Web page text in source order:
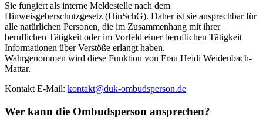
Sie fungiert als interne Meldestelle nach dem
Hinweisgeberschutzgesetz (HinSchG). Daher ist sie ansprechbar für
alle natürlichen Personen, die im Zusammenhang mit ihrer
beruflichen Tätigkeit oder im Vorfeld einer beruflichen Tätigkeit
Informationen über Verstöße erlangt haben.
Wahrgenommen wird diese Funktion von Frau Heidi Weidenbach-
Mattar.
Kontakt E-Mail: kontakt@duk-ombudsperson.de
Wer kann die Ombudsperson ansprechen?